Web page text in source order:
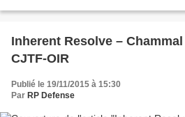
Inherent Resolve –
CJTF-OIR
Publié le 19/11/2015 à 15:30
Par RP Defense